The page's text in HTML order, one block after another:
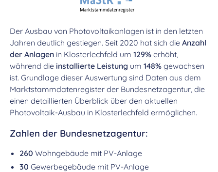
Der Ausbau von Photovoltaikanlagen ist in den letzten
Jahren deutlich gestiegen. Seit 2020 hat sich die Anzahl
der Anlagen in Klosterlechfeld um 129% erhöht,
während die installierte Leistung um 148% gewachsen
ist. Grundlage dieser Auswertung sind Daten aus dem
Marktstammdatenregister der Bundesnetzagentur, die
einen detaillierten Überblick über den aktuellen
Photovoltaik-Ausbau in Klosterlechfeld ermöglichen.
Zahlen der Bundesnetzagentur:
260 Wohngebäude mit PV-Anlage
30 Gewerbegebäude mit PV-Anlage